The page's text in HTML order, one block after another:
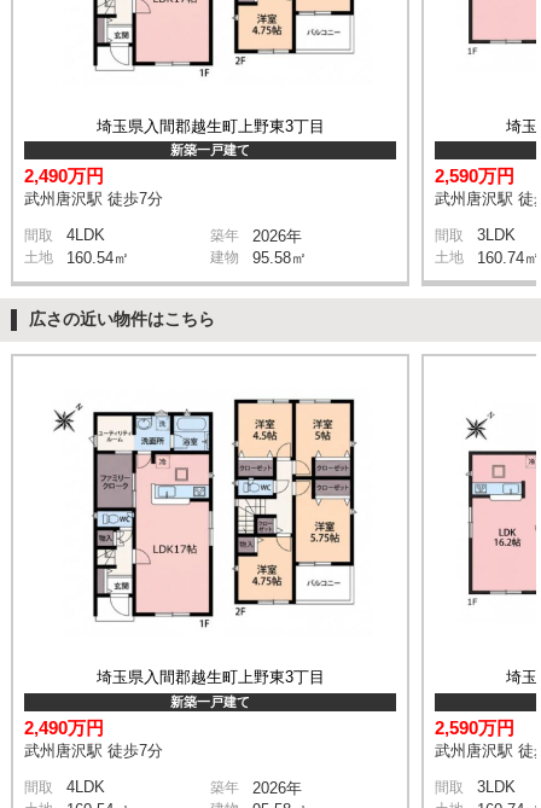
埼玉県入間郡越生町上野東3丁目
新築一戸建て
2,490万円
武州唐沢駅 徒歩7分
間取 4LDK 築年 2026年
土地 160.54㎡ 建物 95.58㎡
埼玉
2,590万円
武州唐沢駅 徒
間取 3LDK
土地 160.74㎡
広さの近い物件はこちら
埼玉県入間郡越生町上野東3丁目
新築一戸建て
2,490万円
武州唐沢駅 徒歩7分
間取 4LDK 築年 2026年
埼玉
2,590万円
武州唐沢駅 徒
間取 3LDK